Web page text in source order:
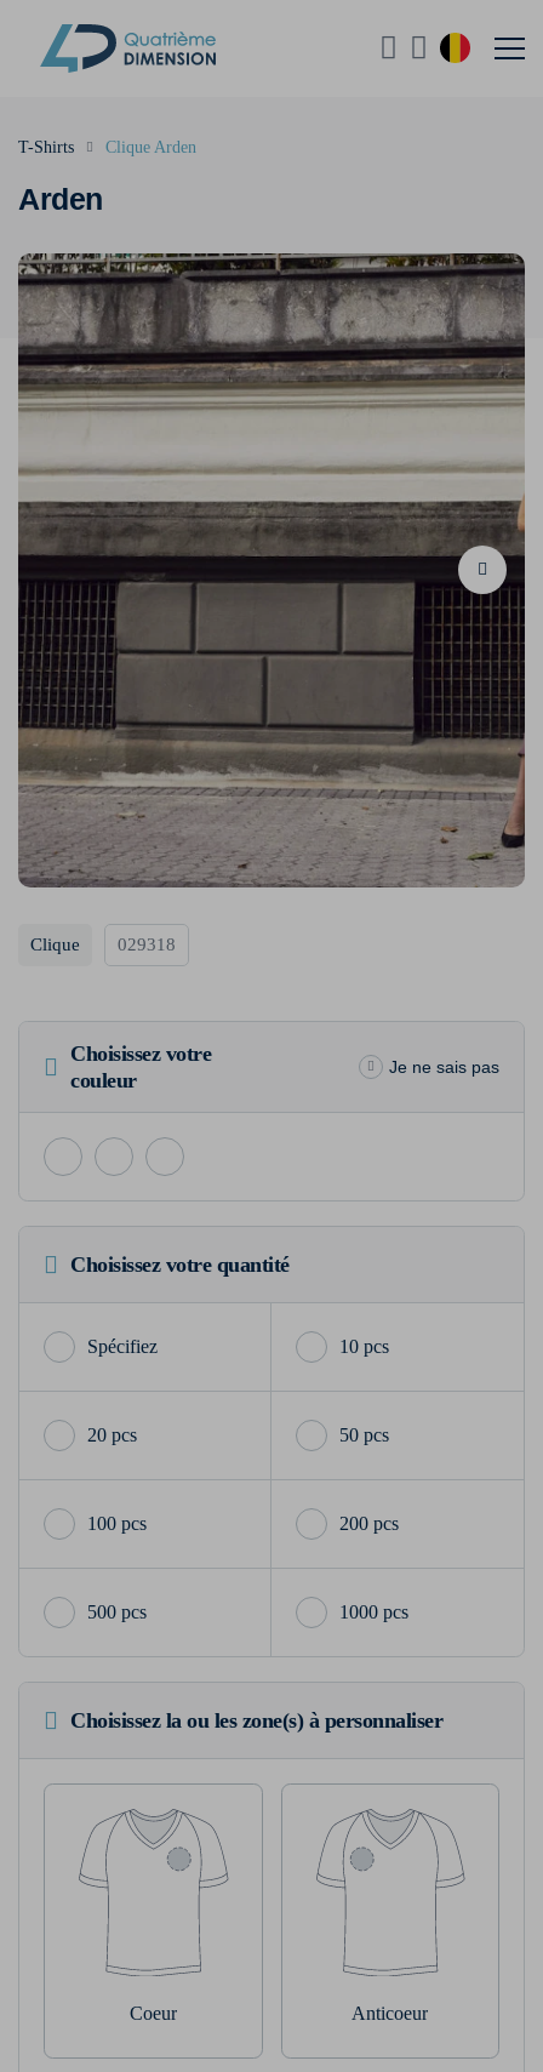
Arden
T-Shirts Clique Arden
Clique 029318
Choisissez votre
couleur
Je ne sais pas
Choisissez votre quantité
10 pcs
20 pcs 50 pcs
100 pcs 200 pcs
500 pcs 1000 pcs
Choisissez la ou les zone(s) à personnaliser
Coeur Anticoeur